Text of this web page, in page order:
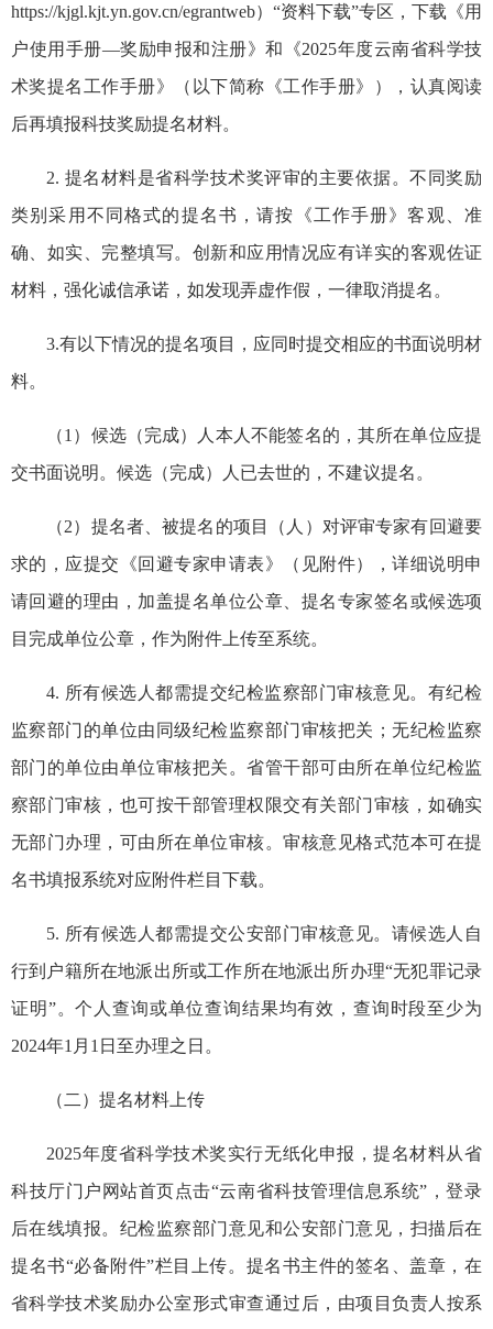
https://kjgl.kjt.yn.gov.cn/egrantweb）“资料下载”专区，下载《用
户使用手册—奖励申报和注册》和《2025年度云南省科学技
术奖提名工作手册》（以下简称《工作手册》），认真阅读
后再填报科技奖励提名材料。
2. 提名材料是省科学技术奖评审的主要依据。不同奖励
类别采用不同格式的提名书，请按《工作手册》客观、准
确、如实、完整填写。创新和应用情况应有详实的客观佐证
材料，强化诚信承诺，如发现弄虚作假，一律取消提名。
3.有以下情况的提名项目，应同时提交相应的书面说明材
料。
（1）候选（完成）人本人不能签名的，其所在单位应提
交书面说明。候选（完成）人已去世的，不建议提名。
（2）提名者、被提名的项目（人）对评审专家有回避要
求的，应提交《回避专家申请表》（见附件），详细说明申
请回避的理由，加盖提名单位公章、提名专家签名或候选项
目完成单位公章，作为附件上传至系统。
4. 所有候选人都需提交纪检监察部门审核意见。有纪检
监察部门的单位由同级纪检监察部门审核把关；无纪检监察
部门的单位由单位审核把关。省管干部可由所在单位纪检监
察部门审核，也可按干部管理权限交有关部门审核，如确实
无部门办理，可由所在单位审核。审核意见格式范本可在提
名书填报系统对应附件栏目下载。
5. 所有候选人都需提交公安部门审核意见。请候选人自
行到户籍所在地派出所或工作所在地派出所办理“无犯罪记录
证明”。个人查询或单位查询结果均有效，查询时段至少为
2024年1月1日至办理之日。
（二）提名材料上传
2025年度省科学技术奖实行无纸化申报，提名材料从省
科技厅门户网站首页点击“云南省科技管理信息系统”，登录
后在线填报。纪检监察部门意见和公安部门意见，扫描后在
提名书“必备附件”栏目上传。提名书主件的签名、盖章，在
省科学技术奖励办公室形式审查通过后，由项目负责人按系